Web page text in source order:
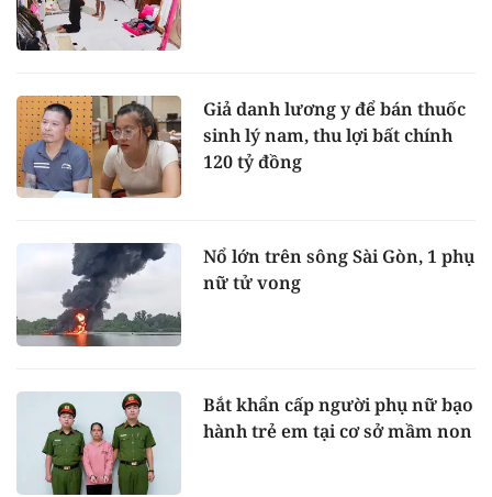
Giả danh lương y để bán thuốc
sinh lý nam, thu lợi bất chính
120 tỷ đồng
Nổ lớn trên sông Sài Gòn, 1 phụ
nữ tử vong
Bắt khẩn cấp người phụ nữ bạo
hành trẻ em tại cơ sở mầm non